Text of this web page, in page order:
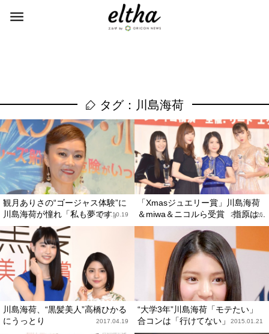
タグ：川島海荷
観月ありさの“ゴージャス体験”に
川島海荷が憧れ「私も夢です」
2018.10.19
「Xmasジュエリー賞」川島海荷
＆miwa＆ニコルら受賞 指原は...
2017.10.26
川島海荷、“黒髪美人”高橋ひかる
にうっとり
2017.04.19
“大学3年”川島海荷「モテたい」
合コンは「行けてない」
2015.01.21